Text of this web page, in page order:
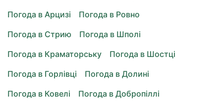
Погода в Арцизі
Погода в Ровно
Погода в Стрию
Погода в Шполі
Погода в Краматорську
Погода в Шостці
Погода в Горлівці
Погода в Долині
Погода в Ковелі
Погода в Добропіллі